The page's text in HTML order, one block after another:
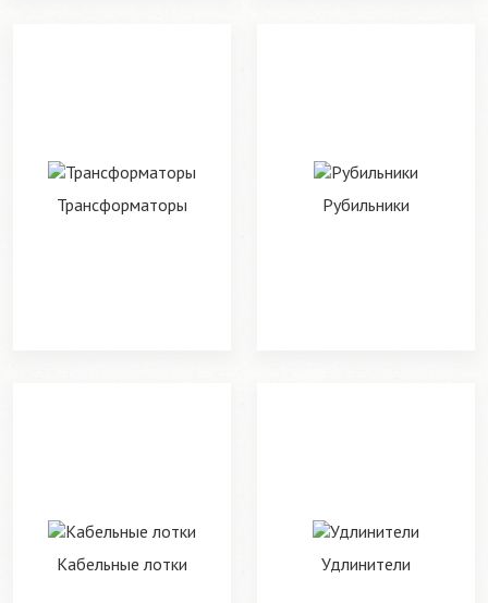
Трансформаторы Рубильники
Кабельные лотки Удлинители